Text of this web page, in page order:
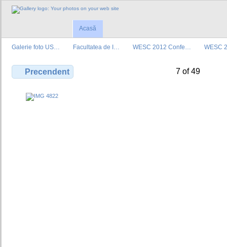
Acasă
Galerie foto US… Facultatea de I… WESC 2012 Confe… WESC
Precendent 7 of 49